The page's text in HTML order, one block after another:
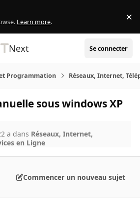
Learn more. ×
Next Se connecter
Programmation Réseaux, Internet,
sous windows XP
a dans Réseaux, Internet,
en Ligne
Commencer un nouveau sujet